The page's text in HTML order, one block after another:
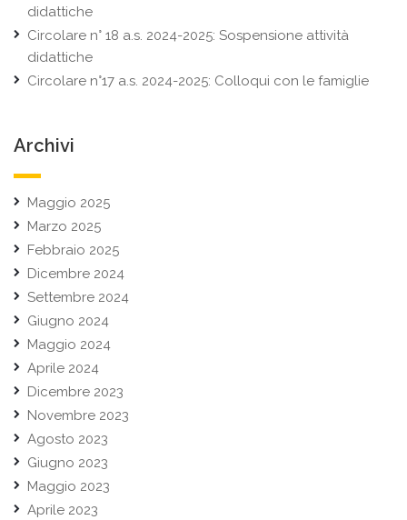
didattiche
Circolare n° 18 a.s. 2024-2025: Sospensione attività
didattiche
Circolare n°17 a.s. 2024-2025: Colloqui con le famiglie
Archivi
Maggio 2025
Marzo 2025
Febbraio 2025
Dicembre 2024
Settembre 2024
Giugno 2024
Maggio 2024
Aprile 2024
Dicembre 2023
Novembre 2023
Agosto 2023
Giugno 2023
Maggio 2023
Aprile 2023